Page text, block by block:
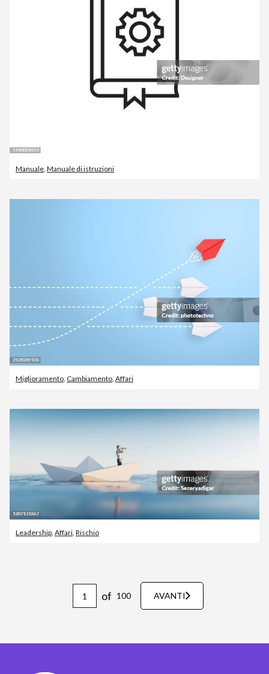
Manuale Manuale di istruzioni
Miglioramento, Cambiamento, Affari
Leadership, Affari, Rischio
of 100 AVANTI